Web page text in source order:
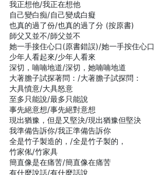
我正想他/我正在想他
自己變白痴/自己變成白癡
也真的過了份/也真的過了分 (按原書)
師父又並不/師父並不
她一手接住心口(原書錯誤)/她一手按住心口
少年人看起來/少年人看來
深切，喃喃地道/深切，她喃喃地道
大著膽子試探著問：/大著膽子試探問：
大具憤意/大具怒意
至多只能說/最多只能說
事先絕意想/事先絕對意想
現出猶豫，但是又堅決/現出猶豫但堅決
我準備告訴你/我正準備告訴你
全是竹子製造的，/全是竹子製的，
竹家俬/竹家具
簡直像是在痛苦/簡直像在痛苦
有什麼說話/有什麼話說